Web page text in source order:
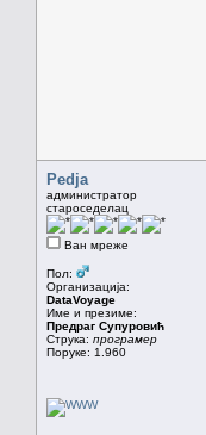
Pedja
администратор
староседелац
Ван мреже
Пол:
Организација:
DataVoyage
Име и презиме:
Предраг Супуровић
Струка: програмер
Поруке: 1.960